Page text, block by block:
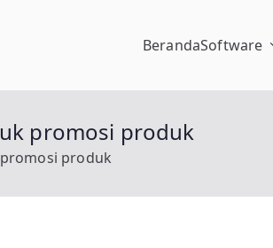
BerandaSoftware
promosi produk
produk